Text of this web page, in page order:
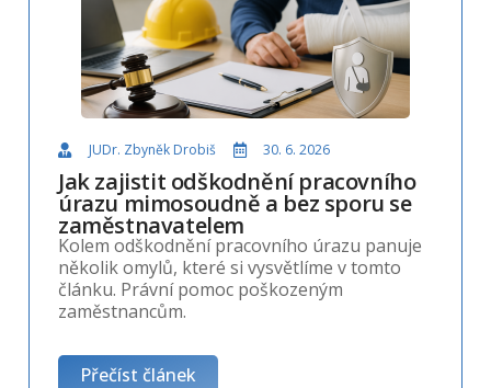
JUDr. Zbyněk Drobiš 30. 6. 2026
Jak zajistit odškodnění pracovního
úrazu mimosoudně a bez sporu se
zaměstnavatelem
Kolem odškodnění pracovního úrazu panuje
několik omylů, které si vysvětlíme v tomto
článku. Právní pomoc poškozeným
zaměstnancům.
Přečíst článek